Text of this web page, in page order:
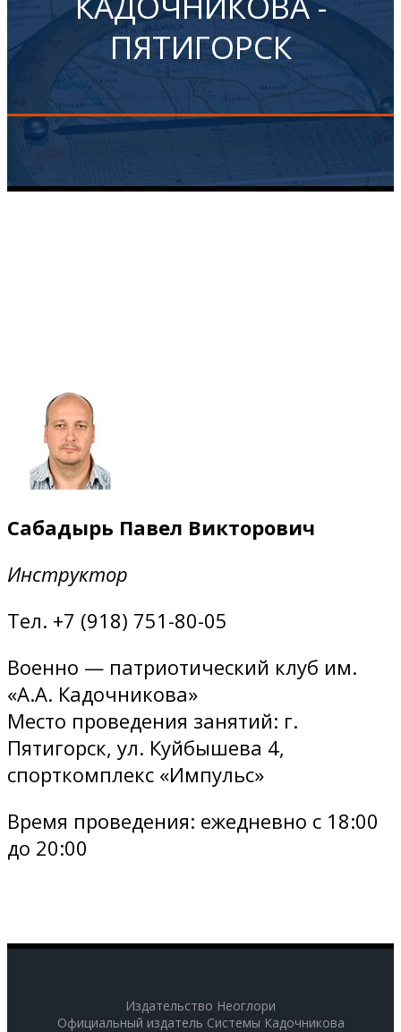
ПЯТИГОРСК
Сабадырь Павел Викторович
Инструктор
Тел. +7 (918) 751-80-05
Военно — патриотический клуб им.
«А.А. Кадочникова»
Место проведения занятий: г.
Пятигорск, ул. Куйбышева 4,
спорткомплекс «Импульс»
Время проведения: ежедневно с 18:00
до 20:00
Издательство Неоглори
Официальный издатель Системы Кадочникова